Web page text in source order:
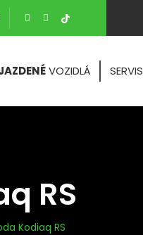
VOZIDLÁ SERVIS
RS
Kodiaq RS